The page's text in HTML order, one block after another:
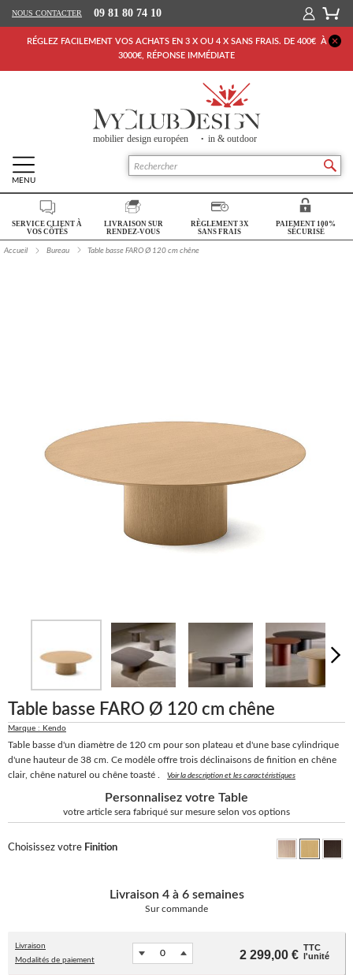
NOUS CONTACTER 09 81 80 74 10
RÉGLEZ FACILEMENT VOS ACHATS EN 3 X OU 4 X SANS FRAIS. DE 400€ À
3000€, RÉPONSE IMMÉDIATE
MENU
Retour Accueil
SALON
MARQUES
SERVICE CLIENT À
VOS CÔTÉS
LIVRAISON SUR
RENDEZ-VOUS
RÈGLEMENT 3X
SANS FRAIS
PAIEMENT 100%
SÉCURISÉ
Accueil Bureau Table basse FARO Ø 120 cm chêne
Table basse FARO Ø 120 cm chêne
Marque : Kendo
Table basse d'un diamètre de 120 cm pour son plateau et d'une base cylindrique
d'une hauteur de 38 cm. Ce modèle offre trois déclinaisons de finition en chêne
clair, chêne naturel ou chêne toasté .
Voir la description et les caractéristiques
Personnalisez votre Table
votre article sera fabriqué sur mesure selon vos options
Choisissez votre Finition
Livraison 4 à 6 semaines
Sur commande
Livraison
Modalités de paiement
2 299,00 €
TTC
l'unité